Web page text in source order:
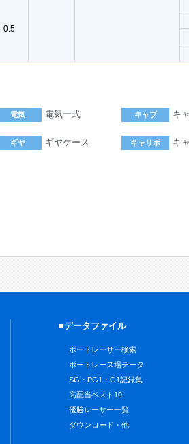
-0.5
電気 電気一式 キャブ キ
ギヤ ギヤケース キャリボ キ
■データファイル
ボートレーサー検索
ボートレース場データ
SG・PG1・G1記録集
高配当ベスト10
優勝レーサー一覧
ダウンロード・他